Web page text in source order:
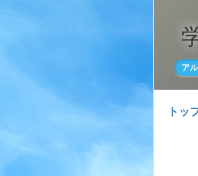
ア
トッ